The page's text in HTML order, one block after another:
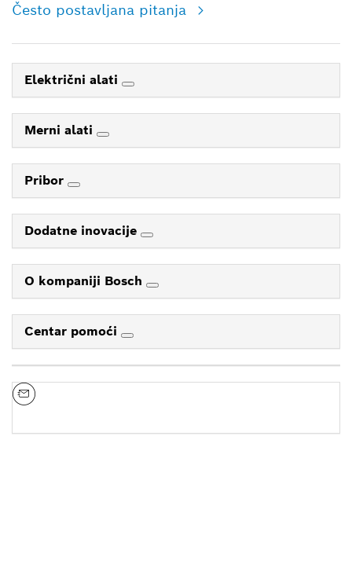
Često postavljana pitanja
Električni alati
Merni alati
Pribor
Dodatne inovacije
O kompaniji Bosch
Centar pomoći